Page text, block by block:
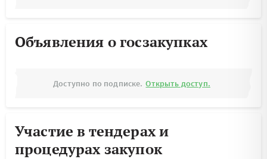
Объявления о госзакупках
Доступно по подписке. Открыть доступ.
Участие в тендерах и
процедурах закупок